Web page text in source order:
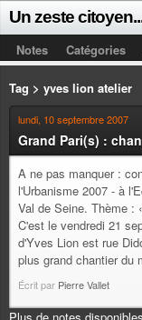
Un zeste
Notes Catégories
Tag > yves lion atelier
lundi, 10 septembre 2007
Grand Pari(s) :
A ne pas manquer :
l'Urbanisme 2007 - à
Val de Seine. Thème :
C'est le vendredi 21
d'Yves Lion est rue
plus grand chantier du
Écrit par Pierre Vallet